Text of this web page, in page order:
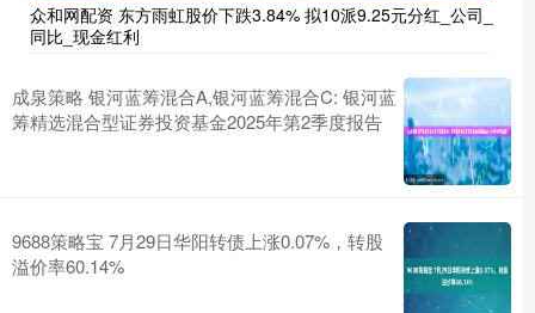
众和网配资 东方雨虹股价下跌3.84% 拟10派9.25元分红_公司_
同比_现金红利
成泉策略 银河蓝筹混合A,银河蓝筹混合C: 银河蓝
筹精选混合型证券投资基金2025年第2季度报告
9688策略宝 7月29日华阳转债上涨0.07%，转股
溢价率60.14%